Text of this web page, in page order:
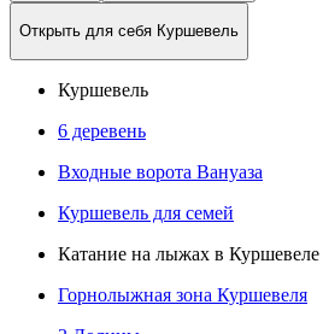
Открыть для себя Куршевель
Куршевель
6 деревень
Входные ворота Вануаза
Куршевель для семей
Катание на лыжах в Куршевеле
Горнолыжная зона Куршевеля